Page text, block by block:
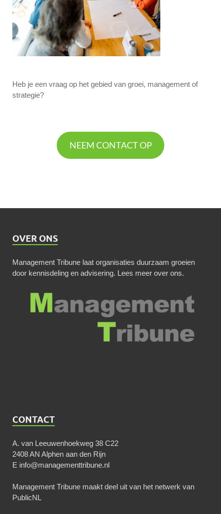
Heb je een vraag op het gebied van groei, management of
strategie?
NEEM CONTACT OP
OVER ONS
Management Tribune laat organisaties duurzaam groeien
door kennisdeling en advisering. Lees meer over ons.
CONTACT
A. van Leeuwenhoekweg 38 C22
2408 AN Alphen aan den Rijn
E info@managementtribune.nl
Management Tribune maakt deel uit van het netwerk van
PublicNL